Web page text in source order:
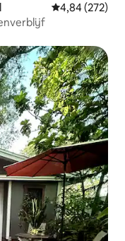
Gemiddelde
4,84 (272)